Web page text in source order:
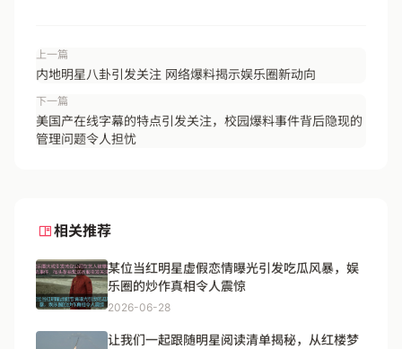
上一篇
内地明星八卦引发关注 网络爆料揭示娱乐圈新动向
下一篇
美国产在线字幕的特点引发关注，校园爆料事件背后隐现的
管理问题令人担忧
相关推荐
某位当红明星虚假恋情曝光引发吃瓜风暴，娱
乐圈的炒作真相令人震惊
2026-06-28
让我们一起跟随明星阅读清单揭秘，从红楼梦